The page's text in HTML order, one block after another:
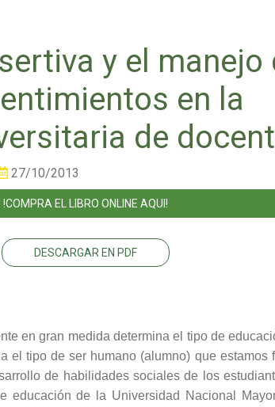
y el manejo
en la
de
27/10/2013
!COMPRA EL LIBRO ONLINE AQUI!
DESCARGAR EN PDF
en gran medida determina el tipo de
el tipo de ser humano (alumno) que estamos
de habilidades sociales de los
educación de la Universidad Nacional